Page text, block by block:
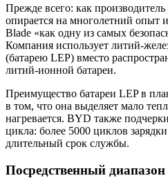
Прежде всего: как
опирается на многолетний опыт
Blade «как одну из самых
Компания использует литий-
(батарею LEP) вместо
литий-ионной батареи.
Преимущество батареи LEP в
в том, что она выделяет мало
нагревается. BYD также
цикла: более 5000 циклов
длительный срок службы.
Посредственный диапазон